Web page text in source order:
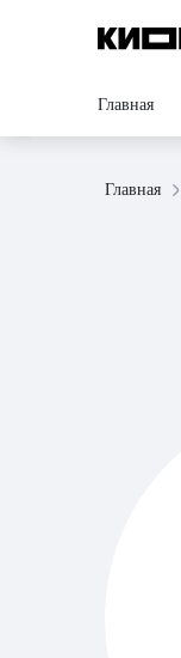
Главная
Главная